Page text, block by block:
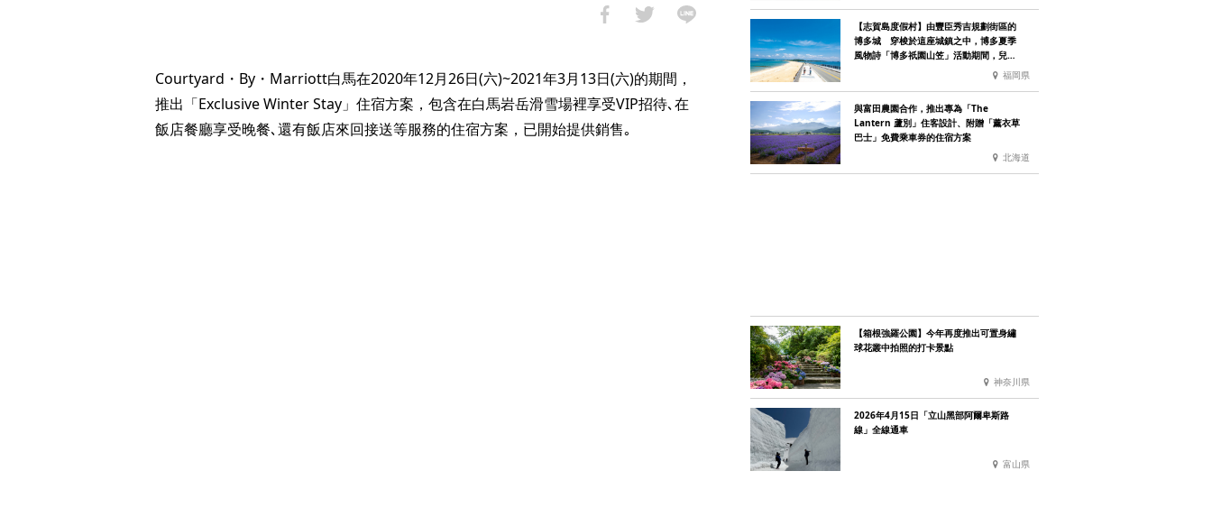
Courtyard・By・Marriott白馬在2020年12月26日(六)~2021年3月13日(六)的期間，
推出「Exclusive Winter Stay」住宿方案，包含在白馬岩岳滑雪場裡享受VIP招待､在
飯店餐廳享受晚餐､還有飯店來回接送等服務的住宿方案，已開始提供銷售｡
【志賀島度假村】由豐臣秀吉規劃街區的
博多城 穿梭於這座城鎮之中，博多夏季
風物詩「博多祇園山笠」活動期間，兒童
福岡県
與富田農園合作，推出專為「The
Lantern 蘆別」住客設計、附贈「薰衣草
巴士」免費乘車券的住宿方案
北海道
【箱根強羅公園】今年再度推出可置身繡
球花叢中拍照的打卡景點
神奈川県
2026年4月15日「立山黑部阿爾卑斯路
線」全線通車
富山県